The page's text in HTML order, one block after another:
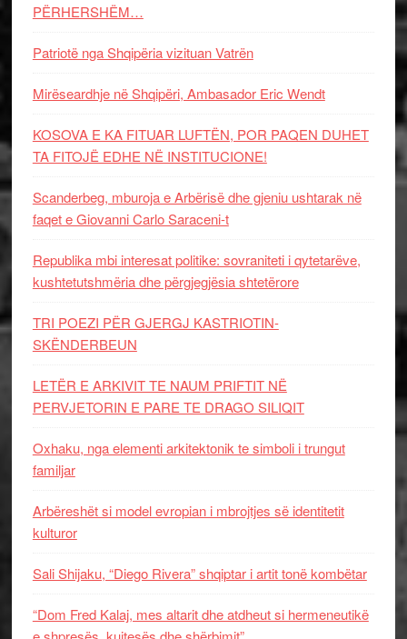
PËRHERSHËM…
Patriotë nga Shqipëria vizituan Vatrën
Mirëseardhje në Shqipëri, Ambasador Eric Wendt
KOSOVA E KA FITUAR LUFTËN, POR PAQEN DUHET
TA FITOJË EDHE NË INSTITUCIONE!
Scanderbeg, mburoja e Arbërisë dhe gjeniu ushtarak në
faqet e Giovanni Carlo Saraceni-t
Republika mbi interesat politike: sovraniteti i qytetarëve,
kushtetutshmëria dhe përgjegjësia shtetërore
TRI POEZI PËR GJERGJ KASTRIOTIN-
SKËNDERBEUN
LETËR E ARKIVIT TE NAUM PRIFTIT NË
PERVJETORIN E PARE TE DRAGO SILIQIT
Oxhaku, nga elementi arkitektonik te simboli i trungut
familjar
Arbëreshët si model evropian i mbrojtjes së identitetit
kulturor
Sali Shijaku, “Diego Rivera” shqiptar i artit tonë kombëtar
“Dom Fred Kalaj, mes altarit dhe atdheut si hermeneutikë